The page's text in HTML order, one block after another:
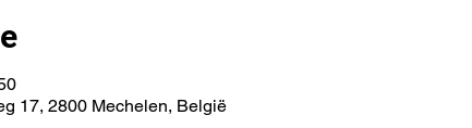
17, 2800 Mechelen, België